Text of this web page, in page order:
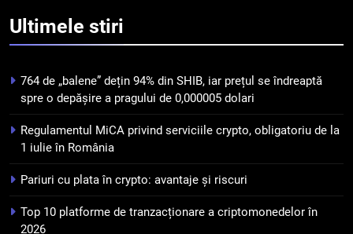
pierdut jumătate din aceștia
puțin de 24 de ore
6
Banii digitali și arhitectura
încrederii: O nouă viziune asupra
7
WhiteBIT și FC Barcelona
Ultimele stiri
764 de „balene” dețin 94% din SHIB, iar prețul se îndreaptă
spre o depășire a pragului de 0,000005 dolari
Regulamentul MiCA privind serviciile crypto, obligatoriu de la
1 iulie în România
Pariuri cu plata în crypto: avantaje și riscuri
Top 10 platforme de tranzacționare a criptomonedelor în
2026